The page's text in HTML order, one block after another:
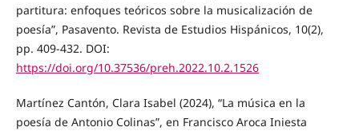
partitura: enfoques teóricos sobre la musicalización de
poesía”, Pasavento. Revista de Estudios Hispánicos, 10(2),
pp. 409-432. DOI:
https://doi.org/10.37536/preh.2022.10.2.1526
Martínez Cantón, Clara Isabel (2024), “La música en la
poesía de Antonio Colinas”, en Francisco Aroca Iniesta